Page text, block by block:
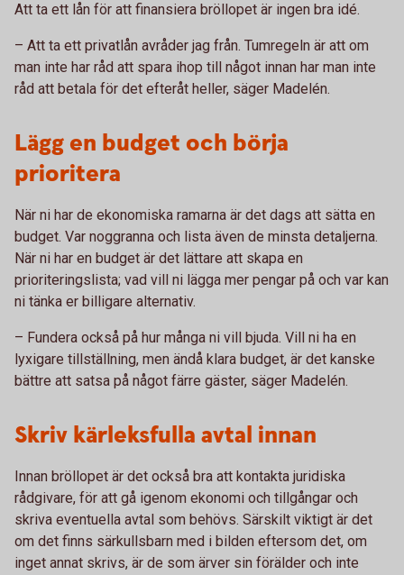
Att ta ett lån för att finansiera bröllopet är ingen bra idé.
– Att ta ett privatlån avråder jag från. Tumregeln är att om
man inte har råd att spara ihop till något innan har man inte
råd att betala för det efteråt heller, säger Madelén.
Lägg en budget och börja
prioritera
När ni har de ekonomiska ramarna är det dags att sätta en
budget. Var noggranna och lista även de minsta detaljerna.
När ni har en budget är det lättare att skapa en
prioriteringslista; vad vill ni lägga mer pengar på och var kan
ni tänka er billigare alternativ.
– Fundera också på hur många ni vill bjuda. Vill ni ha en
lyxigare tillställning, men ändå klara budget, är det kanske
bättre att satsa på något färre gäster, säger Madelén.
Skriv kärleksfulla avtal innan
Innan bröllopet är det också bra att kontakta juridiska
rådgivare, för att gå igenom ekonomi och tillgångar och
skriva eventuella avtal som behövs. Särskilt viktigt är det
om det finns särkullsbarn med i bilden eftersom det, om
inget annat skrivs, är de som ärver sin förälder och inte